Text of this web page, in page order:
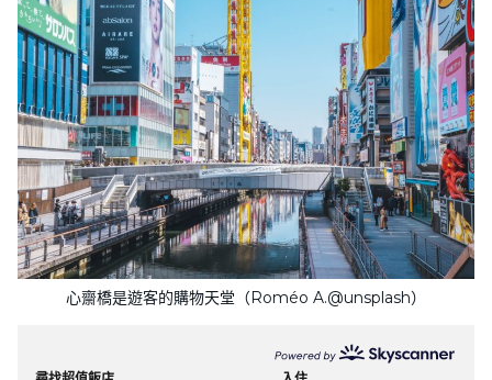
心齋橋是遊客的購物天堂（Roméo A.@unsplash）